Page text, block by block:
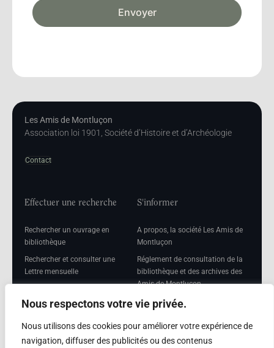
Nous respectons votre vie privée.
Nous utilisons des cookies pour améliorer votre expérience de
navigation, diffuser des publicités ou des contenus
Envoyer
Les Amis de Montluçon
Association loi 1901, Société d’Histoire et d’Archéologie
Contact
Effectuer une recherche
Rechercher un ouvrage en
bibliothèque
Rechercher et consulter une
Lettre mensuelle
mensuelle
S'informer
A propos, la société Les Amis de
Montluçon
Réglement de consultation de la
bibliothèque et des archives des
Amis de Montluçon
Mentions légales